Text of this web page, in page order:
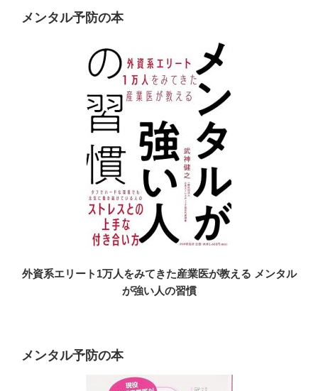
メンタル予防の本
外資系エリート1万人をみてきた産業医が教える メンタル
が強い人の習慣
メンタル予防の本